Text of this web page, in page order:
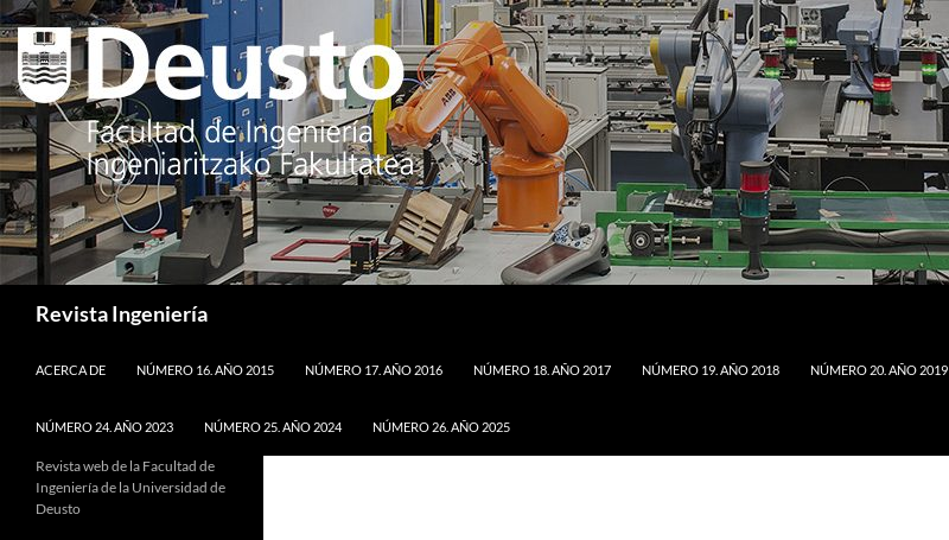
Saltar
al
contenido
Revista Ingeniería
ACERCA DE NÚMERO 16. AÑO 2015 NÚMERO 17. AÑO 2016 NÚMERO 18. AÑO 2017 NÚMERO 19. AÑO 2018 NÚMERO 20. AÑO 2019
NÚMERO 24. AÑO 2023 NÚMERO 25. AÑO 2024 NÚMERO 26. AÑO 2025
Revista web de la Facultad de
Ingeniería de la Universidad de
Deusto